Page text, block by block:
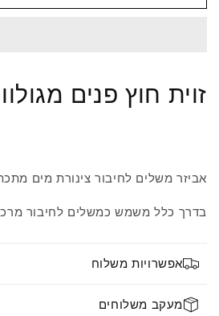
זוית חוץ פנים
אביזר משלים לחיבור צינורת מים
בדרך כלל משמש כמשלים לחיבור
אפשרויות משלוח
מעקב משלוחים